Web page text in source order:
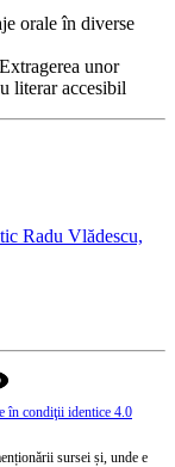
orale în diverse
unor
literar accesibil
Radu Vlădescu,
în condiţii identice 4.0
sursei și, unde e